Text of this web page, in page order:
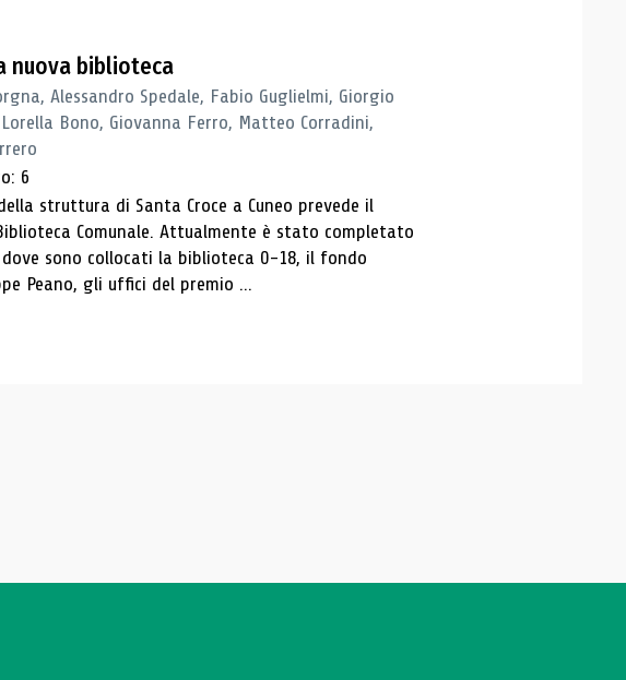
nuova biblioteca
Alessandro Spedale, Fabio Guglielmi, Giorgio
Bono, Giovanna Ferro, Matteo Corradini,
6
struttura di Santa Croce a Cuneo prevede il
Comunale. Attualmente è stato completato
sono collocati la biblioteca 0-18, il fondo
Peano, gli uffici del premio ...